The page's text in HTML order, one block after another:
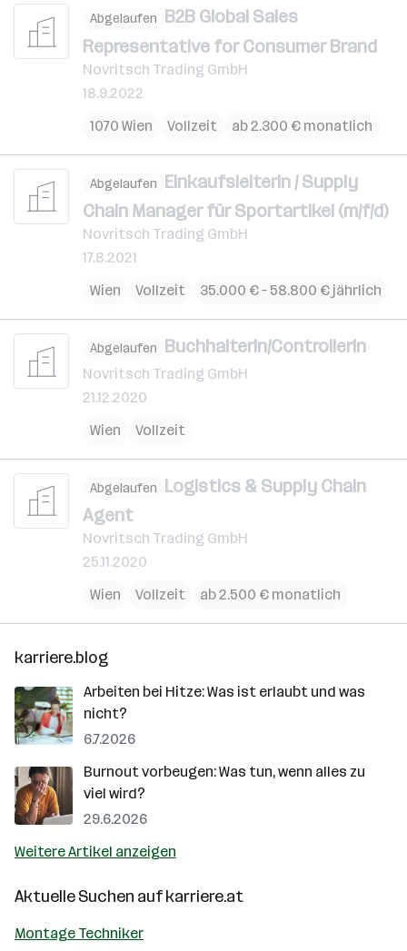
Abgelaufen B2B Global Sales
Representative for Consumer Brand
Novritsch Trading GmbH
18.9.2022
1070 Wien
Vollzeit ab 2.300 € monatlich
Abgelaufen EinkaufsleiterIn / Supply
Chain Manager für Sportartikel (m/f/d)
Novritsch Trading GmbH
17.8.2021
Wien
Vollzeit 35.000 € – 58.800 € jährlich
Abgelaufen BuchhalterIn/ControllerIn
Novritsch Trading GmbH
21.12.2020
Wien
Vollzeit
Abgelaufen Logistics & Supply Chain
Agent
Novritsch Trading GmbH
25.11.2020
Wien
Vollzeit ab 2.500 € monatlich
karriere.blog
Arbeiten bei Hitze: Was ist erlaubt und was
nicht?
6.7.2026
Burnout vorbeugen: Was tun, wenn alles zu
viel wird?
29.6.2026
Weitere Artikel anzeigen
Aktuelle Suchen aufkarriere.at
Montage Techniker